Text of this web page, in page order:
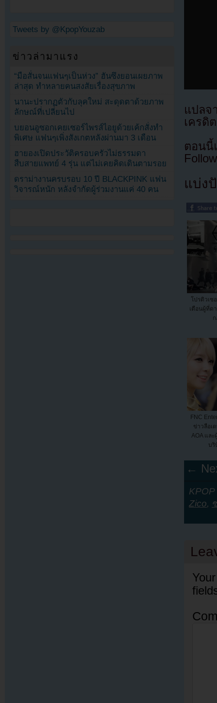
แปล
เครดิ
ตอนนี้
แบ่ง
โปรดิวเซ
เตือนผู้ที่ด
FNC
ข่าวลือเ
AOA แล
บริ
←
Zico,
Tweets by @KpopYouzab
ข่าวล่ามาแรง
“มือสั่นจนแฟนๆเป็นห่วง” ฮันซึงยอนเผยภาพ
ล่าสุด ทำหลายคนสงสัยเรื่องสุขภาพ
นานะปรากฏตัวกับลุคใหม่ สะดุดตาด้วยภาพ
ลักษณ์ที่เปลี่ยนไป
บยอนอูซอกเคยเซอร์ไพรส์ไอยูด้วยเค้กสั่งทำ
พิเศษ แฟนๆเพิ่งสังเกตหลังผ่านมา 3 เดือน
ฮายองเปิดประวัติครอบครัวไม่ธรรมดา
สืบสายแพทย์ 4 รุ่น แต่ไม่เคยคิดเดินตามรอย
ดราม่างานครบรอบ 10 ปี BLACKPINK แฟน
วิจารณ์หนัก หลังจำกัดผู้ร่วมงานแค่ 40 คน